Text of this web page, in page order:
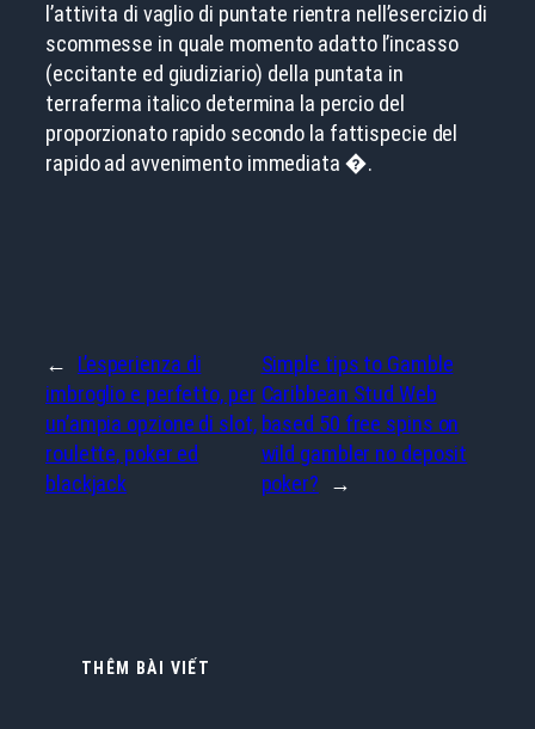
l’attivita di vaglio di puntate rientra nell’esercizio di
scommesse in quale momento adatto l’incasso
(eccitante ed giudiziario) della puntata in
terraferma italico determina la percio del
proporzionato rapido secondo la fattispecie del
rapido ad avvenimento immediata �.
←
L’esperienza di
imbroglio e perfetto, per
un’ampia opzione di slot,
roulette, poker ed
blackjack
Simple tips to Gamble
Caribbean Stud Web
based 50 free spins on
wild gambler no deposit
poker?
→
THÊM BÀI VIẾT